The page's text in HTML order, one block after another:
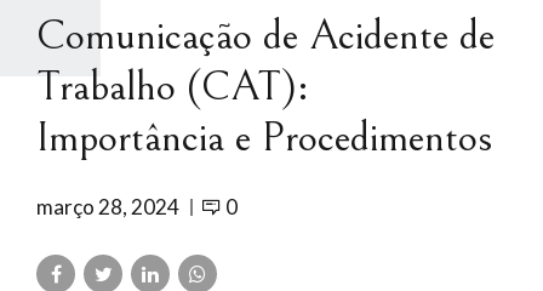
Comunicação de Acidente de
Trabalho (CAT):
Importância e Procedimentos
março 28, 2024 0